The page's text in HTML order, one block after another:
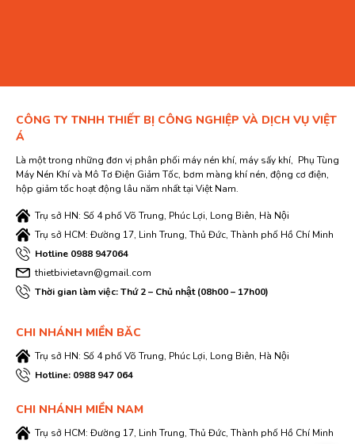
CÔNG TY TNHH THIẾT BỊ CÔNG NGHIỆP VÀ DỊCH VỤ VIỆT
Á
Là một trong những đơn vị phân phối máy nén khí, máy sấy khí, Phụ Tùng
Máy Nén Khí và Mô Tơ Điện Giảm Tốc, bơm màng khí nén, động cơ điện,
hộp giảm tốc hoạt động lâu năm nhất tại Việt Nam.
Trụ sở HN: Số 4 phố Võ Trung, Phúc Lợi, Long Biên, Hà Nội
Trụ sở HCM: Đường 17, Linh Trung, Thủ Đức, Thành phố Hồ Chí Minh
Hotline 0988 947064
thietbivietavn@gmail.com
Thời gian làm việc: Thứ 2 – Chủ nhật (08h00 – 17h00)
CHI NHÁNH MIỀN BĂC
Trụ sở HN: Số 4 phố Võ Trung, Phúc Lợi, Long Biên, Hà Nội
Hotline: 0988 947 064
CHI NHÁNH MIỀN NAM
Trụ sở HCM: Đường 17, Linh Trung, Thủ Đức, Thành phố Hồ Chí Minh